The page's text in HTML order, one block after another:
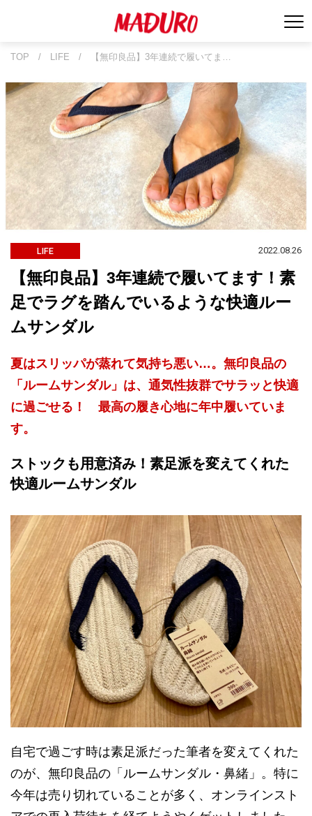
TOP / LIFE / 【無印良品】3年連続で履いてま…
LIFE 2022.08.26
【無印良品】3年連続で履いてます！素
足でラグを踏んでいるような快適ルー
ムサンダル
夏はスリッパが蒸れて気持ち悪い…。無印良品の
「ルームサンダル」は、通気性抜群でサラッと快適
に過ごせる！ 最高の履き心地に年中履いていま
す。
ストックも用意済み！素足派を変えてくれた
快適ルームサンダル
自宅で過ごす時は素足派だった筆者を変えてくれた
のが、無印良品の「ルームサンダル・鼻緒」。特に
今年は売り切れていることが多く、オンラインスト